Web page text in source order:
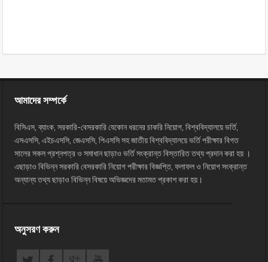
আমাদের সম্পর্কে
বিসিএস, ব্যাংক, সরকারি-বেসরকারি যেকোন ধরনের চাকরি নিয়োগ, বিশ্ববিদ্যালয়ে ভর্তি,
এসএসসি, এইচএসসি, জেএসসি, পিএসসি সহ জাতীয় বিশ্ববিদ্যালয়ে ভর্তি পরীক্ষার বিগত
সালের সকল প্রশ্নপত্র ও সমাধান ছাড়াও ভর্তি সংক্রান্ত বিস্তারিত তথ্য প্রদান করা হয় ।
এছাড়াও বিভিন্ন সরকারি বেসরকারি নিয়োগ পরীক্ষার বিজ্ঞপ্তি, ফলাফল ও নিয়োগ সংক্রান্ত
অন্যান্য তথ্য ছাড়াও বিভিন্ন বিষয়ে অভিজ্ঞদের মতামত প্রকাশ করা হয়।
অনুসরণ করুন